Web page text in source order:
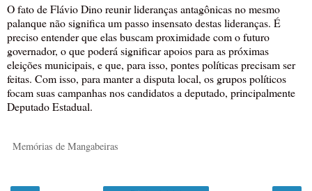
O fato de Flávio Dino reunir lideranças antagônicas no mesmo
palanque não significa um passo insensato destas lideranças. É
preciso entender que elas buscam proximidade com o futuro
governador, o que poderá significar apoios para as próximas
eleições municipais, e que, para isso, pontes políticas precisam ser
feitas. Com isso, para manter a disputa local, os grupos políticos
focam suas campanhas nos candidatos a deputado, principalmente
Deputado Estadual.
Memórias de Mangabeiras